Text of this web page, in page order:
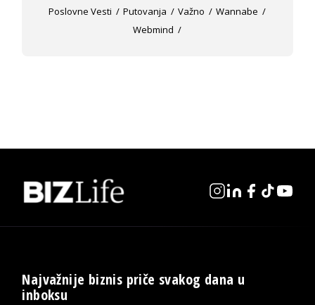
Poslovne Vesti
Putovanja Važno
Wannabe
Webmind
Najvažnije biznis priče svakog dana u
inboksu